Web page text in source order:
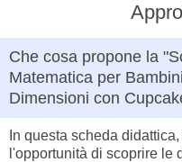
Che cosa propone la
Matematica per
Dimensioni con
In questa scheda
l'opportunità di scoprire le